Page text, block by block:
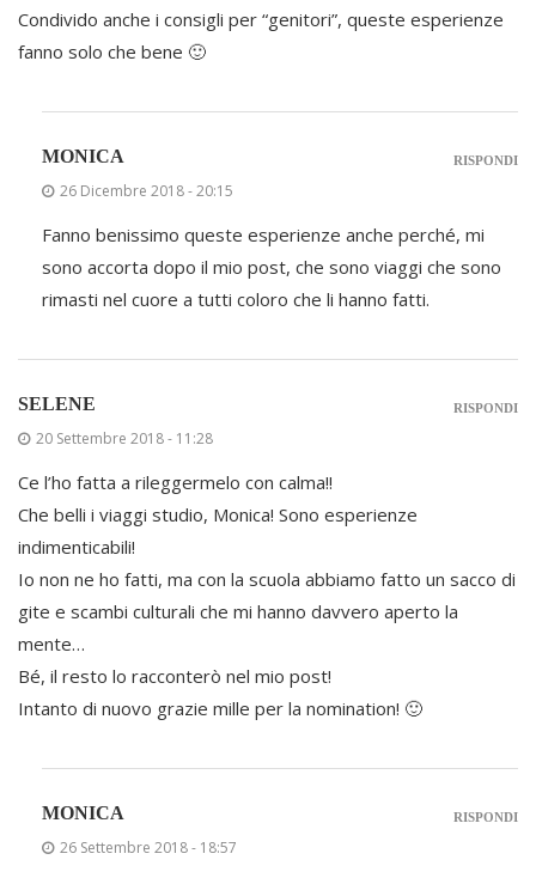
Condivido anche i consigli per “genitori”, queste esperienze
fanno solo che bene 🙂
MONICA
26 Dicembre 2018 - 20:15
Fanno benissimo queste esperienze anche perché, mi
sono accorta dopo il mio post, che sono viaggi che sono
rimasti nel cuore a tutti coloro che li hanno fatti.
RISPONDI
SELENE
20 Settembre 2018 - 11:28
Ce l’ho fatta a rileggermelo con calma!!
Che belli i viaggi studio, Monica! Sono esperienze
indimenticabili!
Io non ne ho fatti, ma con la scuola abbiamo fatto un sacco di
gite e scambi culturali che mi hanno davvero aperto la
mente…
Bé, il resto lo racconterò nel mio post!
Intanto di nuovo grazie mille per la nomination! 🙂
RISPONDI
MONICA
26 Settembre 2018 - 18:57
RISPONDI